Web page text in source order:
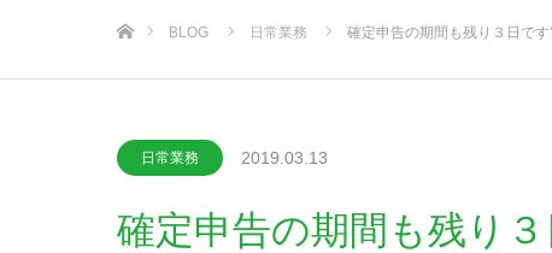
BLOG 日常業務 確定申告の期間も残り３日です
日常業務 2019.03.13
確定申告の期間も残り